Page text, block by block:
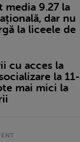
media 9.27 la
dar nu
la liceele de
cu acces la
la 11-
mai mici la